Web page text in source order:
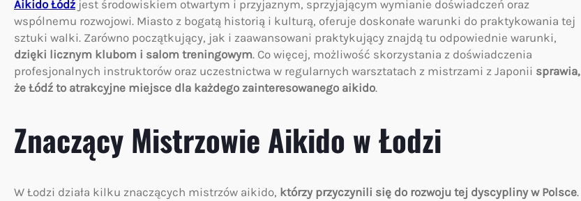
Aikido Łódź jest środowiskiem otwartym i przyjaznym, sprzyjającym wymianie doświadczeń oraz
wspólnemu rozwojowi. Miasto z bogatą historią i kulturą, oferuje doskonałe warunki do praktykowania tej
sztuki walki. Zarówno początkujący, jak i zaawansowani praktykujący znajdą tu odpowiednie warunki,
dzięki licznym klubom i salom treningowym. Co więcej, możliwość skorzystania z doświadczenia
profesjonalnych instruktorów oraz uczestnictwa w regularnych warsztatach z mistrzami z Japonii sprawia,
że Łódź to atrakcyjne miejsce dla każdego zainteresowanego aikido.
Znaczący Mistrzowie Aikido w Łodzi
W Łodzi działa kilku znaczących mistrzów aikido, którzy przyczynili się do rozwoju tej dyscypliny w Polsce.